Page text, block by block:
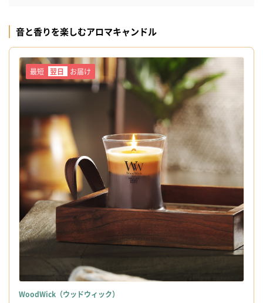
音と香りを楽しむアロマキャンドル
最短 翌日 お届け
WoodWick（ウッドウィック）